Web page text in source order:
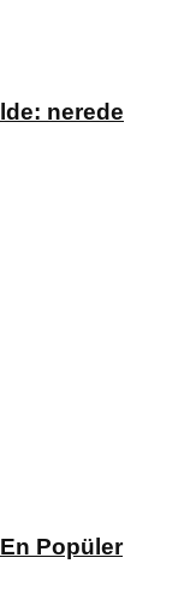
nerede
En Popüler